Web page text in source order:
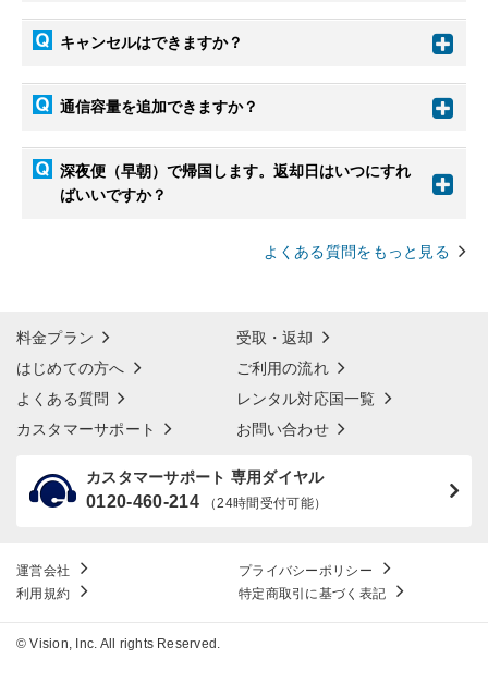
キャンセルはできますか？
通信容量を追加できますか？
深夜便（早朝）で帰国します。返却日はいつにすれ
ばいいですか？
よくある質問をもっと見る
料金プラン
受取・返却
はじめての方へ
ご利用の流れ
よくある質問
レンタル対応国一覧
カスタマーサポート
お問い合わせ
カスタマーサポート 専用ダイヤル
0120-460-214 （24時間受付可能）
運営会社
プライバシーポリシー
利用規約
特定商取引に基づく表記
© Vision, Inc. All rights Reserved.